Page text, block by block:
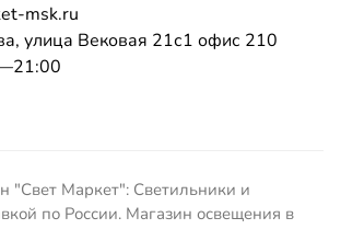
msk.ru
улица Вековая 21с1 офис 210
"Свет Маркет": Светильники и
по России. Магазин освещения в